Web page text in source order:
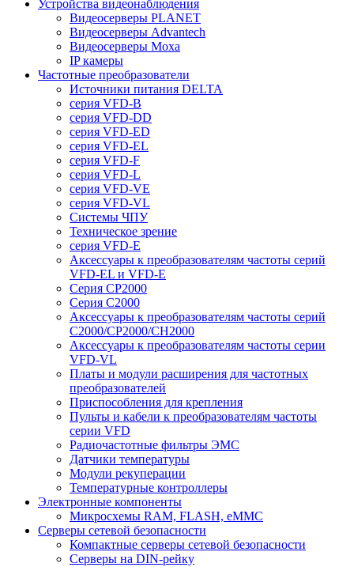
Устройства видеонаблюдения
Видеосерверы PLANET
Видеосерверы Advantech
Видеосерверы Moxa
IP камеры
Частотные преобразователи
Источники питания DELTA
серия VFD-B
серия VFD-DD
серия VFD-ED
серия VFD-EL
серия VFD-F
серия VFD-L
серия VFD-VE
серия VFD-VL
Системы ЧПУ
Техническое зрение
серия VFD-E
Аксессуары к преобразователям частоты серий
VFD-EL и VFD-E
Серия CP2000
Серия C2000
Аксессуары к преобразователям частоты серий
С2000/CP2000/CH2000
Аксессуары к преобразователям частоты серии
VFD-VL
Платы и модули расширения для частотных
преобразователей
Приспособления для крепления
Пульты и кабели к преобразователям частоты
серии VFD
Радиочастотные фильтры ЭМС
Датчики температуры
Модули рекуперации
Температурные контроллеры
Электронные компоненты
Микросхемы RAM, FLASH, eMMC
Серверы сетевой безопасности
Компактные серверы сетевой безопасности
Серверы на DIN-рейку